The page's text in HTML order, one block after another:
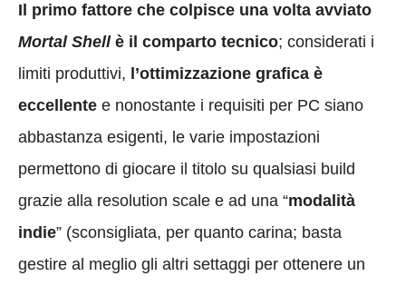
Il primo fattore che colpisce una volta avviato
Mortal Shellè il comparto tecnico; considerati i
limiti produttivi, l’ottimizzazione grafica è
eccellente e nonostante i requisiti per PC siano
abbastanza esigenti, le varie impostazioni
permettono di giocare il titolo su qualsiasi build
grazie alla resolution scale e ad una “modalità
indie” (sconsigliata, per quanto carina; basta
gestire al meglio gli altri settaggi per ottenere un